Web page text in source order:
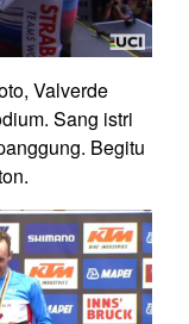
Valverde
Sang istri
Begitu